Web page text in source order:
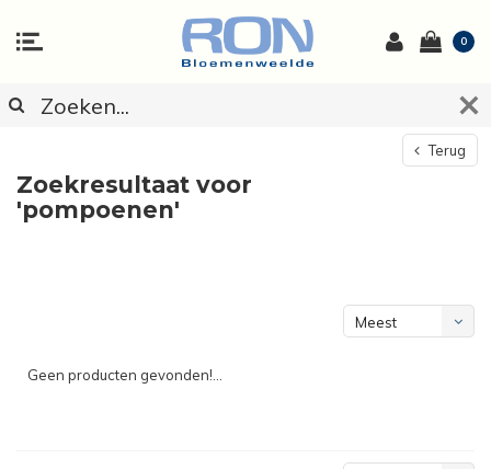
0
Terug
Zoekresultaat voor
'pompoenen'
Meest
Geen producten gevonden!...